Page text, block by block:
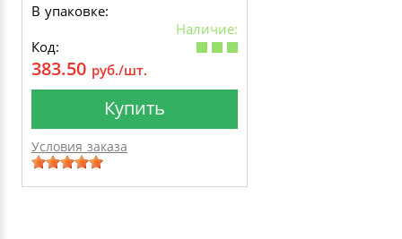
В упаковке:
Наличие:
Код:
383.50 руб./шт.
Купить
Условия заказа